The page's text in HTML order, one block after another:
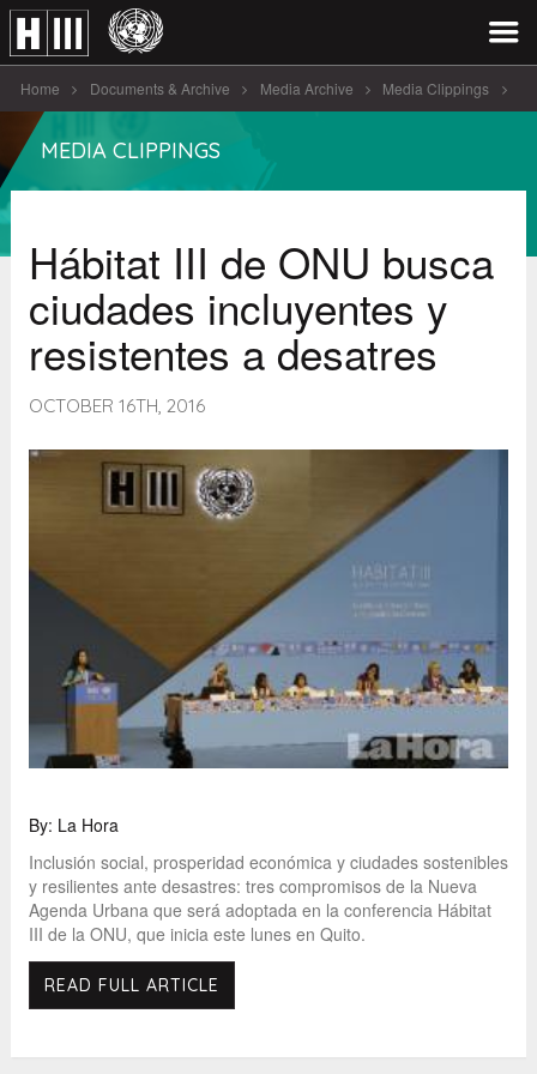
Home Documents & Archive Media Archive Media Clippings
Hábitat III de ONU busca [...]
MEDIA CLIPPINGS
Hábitat III de ONU busca
ciudades incluyentes y
resistentes a desatres
OCTOBER 16TH, 2016
By: La Hora
Inclusión social, prosperidad económica y ciudades sostenibles
y resilientes ante desastres: tres compromisos de la Nueva
Agenda Urbana que será adoptada en la conferencia Hábitat
III de la ONU, que inicia este lunes en Quito.
READ FULL ARTICLE